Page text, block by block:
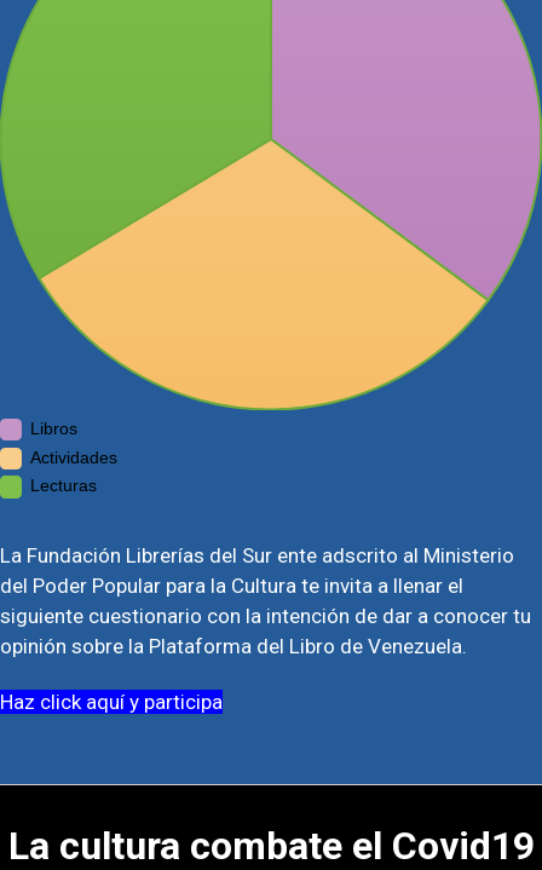
Libros
Actividades
Lecturas
La Fundación Librerías del Sur ente adscrito al Ministerio
del Poder Popular para la Cultura te invita a llenar el
siguiente cuestionario con la intención de dar a conocer tu
opinión sobre la Plataforma del Libro de Venezuela.
Haz click aquí y participa
La cultura combate el Covid19